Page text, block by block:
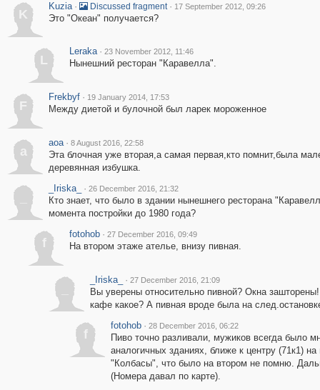
K
Kuzia · Discussed fragment · 17 September 2012, 09:26
Это "Океан" получается?
L
Leraka · 23 November 2012, 11:46
Нынешний ресторан "Каравелла".
F
Frekbyf · 19 January 2014, 17:53
Между диетой и булочной был ларек мороженное
a
aoa · 8 August 2016, 22:58
Эта блочная уже вторая,а самая первая,кто помнит,была
деревянная избушка.
_Iriska_ · 26 December 2016, 21:32
Кто знает, что было в здании нынешнего ресторана
момента постройки до 1980 года?
f
fotohob · 27 December 2016, 09:49
На втором этаже ателье, внизу пивная.
_Iriska_ · 27 December 2016, 21:09
Вы уверены относительно пивной? Окна
кафе какое? А пивная вроде была на
f
fotohob · 28 December 2016, 06:22
Пиво точно разливали, мужиков всегда было
аналогичных зданиях, ближе к центру (71к1)
"Колбасы", что было на втором не помню.
(Номера давал по карте).